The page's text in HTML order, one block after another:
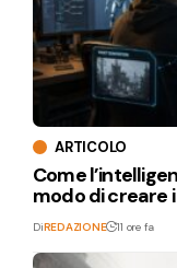
ARTICOLO
Come
modo di creare
DiREDAZIONE 11 ore fa